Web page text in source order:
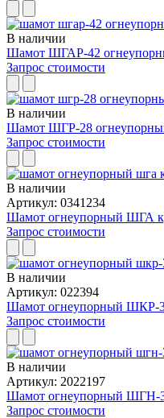
В наличии
Шамот ШГАР-42
Запрос стоимости
В наличии
Шамот ШГР-28
Запрос стоимости
В наличии
Артикул: 0341234
Шамот огнеупорный ШГА
Запрос стоимости
В наличии
Артикул: 022394
Шамот огнеупорный ШКР-
Запрос стоимости
В наличии
Артикул: 2022197
Шамот огнеупорный ШГН-
Запрос стоимости